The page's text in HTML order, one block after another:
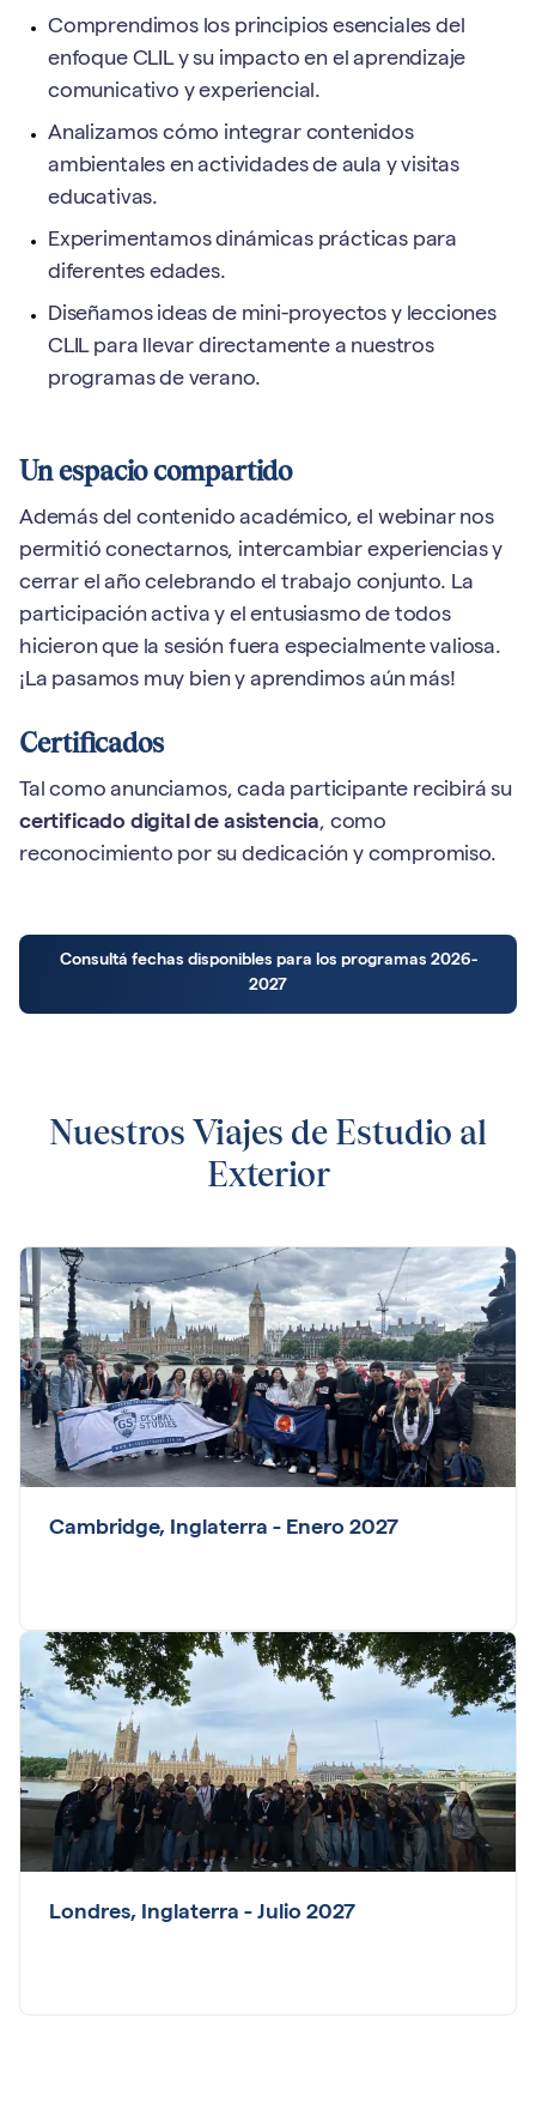
Comprendimos los principios esenciales del
enfoque CLIL y su impacto en el aprendizaje
comunicativo y experiencial.
Analizamos cómo integrar contenidos
ambientales en actividades de aula y visitas
educativas.
Experimentamos dinámicas prácticas para
diferentes edades.
Diseñamos ideas de mini-proyectos y lecciones
CLIL para llevar directamente a nuestros
programas de verano.
Un espacio compartido
Además del contenido académico, el webinar nos
permitió conectarnos, intercambiar experiencias y
cerrar el año celebrando el trabajo conjunto. La
participación activa y el entusiasmo de todos
hicieron que la sesión fuera especialmente valiosa.
¡La pasamos muy bien y aprendimos aún más!
Certificados
Tal como anunciamos, cada participante recibirá su
certificado digital de asistencia, como
reconocimiento por su dedicación y compromiso.
Consultá fechas disponibles para los programas 2026-
2027
Nuestros Viajes de Estudio al
Exterior
Cambridge, Inglaterra - Enero 2027
Londres, Inglaterra - Julio 2027